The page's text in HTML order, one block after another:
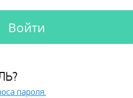
пароля.